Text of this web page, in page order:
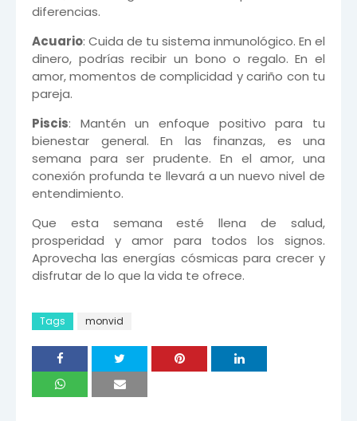
diferencias.
Acuario: Cuida de tu sistema inmunológico. En el
dinero, podrías recibir un bono o regalo. En el
amor, momentos de complicidad y cariño con tu
pareja.
Piscis: Mantén un enfoque positivo para tu
bienestar general. En las finanzas, es una
semana para ser prudente. En el amor, una
conexión profunda te llevará a un nuevo nivel de
entendimiento.
Que esta semana esté llena de salud,
prosperidad y amor para todos los signos.
Aprovecha las energías cósmicas para crecer y
disfrutar de lo que la vida te ofrece.
Tags monvid